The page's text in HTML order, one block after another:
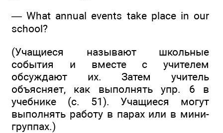
— What annual events take place in our
school?
(Учащиеся называют школьные
события и вместе с учителем
обсуждают их. Затем учитель
объясняет, как выполнять упр. 6 в
учебнике (с. 51). Учащиеся могут
выполнять работу в парах или в мини-
группах.)